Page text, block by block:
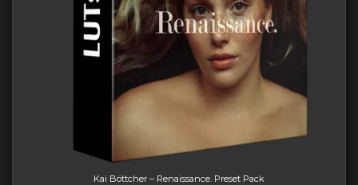
Kai Böttcher – Renaissance. Preset Pack